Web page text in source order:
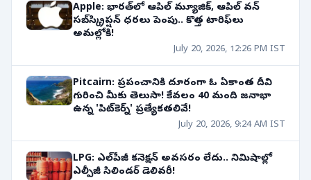
Apple: భారత్‌లో ఆపిల్ మ్యూజిక్, ఆపిల్ వన్
సబ్‌స్క్రిప్షన్ ధరలు పెంపు.. కొత్త టారిఫ్‌లు
అమల్లోకి!
July 20, 2026, 12:26 PM IST
Pitcairn: ప్రపంచానికి దూరంగా ఓ ఏకాంత దీవి
గురించి మీకు తెలుసా! కేవలం 40 మంది జనాభా
ఉన్న 'పిట్‌కెర్న్' ప్రత్యేకతలివే!
July 20, 2026, 9:24 AM IST
LPG: ఎల్‌పీజీ కనెక్షన్ అవసరం లేదు.. నిమిషాల్లో
ఎల్పీజీ సిలిండర్ డెలివరీ!